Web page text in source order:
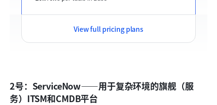
View full pricing plans
2号：ServiceNow——用于复杂环境的旗舰（服
务）ITSM和CMDB平台